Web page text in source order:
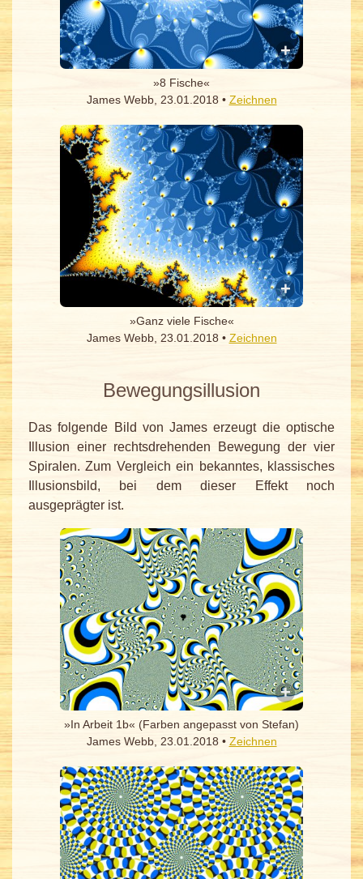
»8 Fische«
James Webb, 23.01.2018 • Zeichnen
»Ganz viele Fische«
James Webb, 23.01.2018 • Zeichnen
Bewegungsillusion
Das folgende Bild von James erzeugt die optische
Illusion einer rechtsdrehenden Bewegung der vier
Spiralen. Zum Vergleich ein bekanntes, klassisches
Illusionsbild, bei dem dieser Effekt noch
ausgeprägter ist.
»In Arbeit 1b« (Farben angepasst von Stefan)
James Webb, 23.01.2018 • Zeichnen